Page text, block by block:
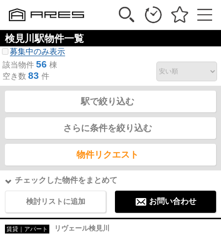
検見川駅物件一覧
募集中のみ表示
該当物件 56 棟
空き数 83 件
駅で絞り込む
さらに条件を絞り込む
物件リクエスト
チェックした物件をまとめて
検討リストに追加 お問い合わせ
賃貸｜アパート リヴェール検見川